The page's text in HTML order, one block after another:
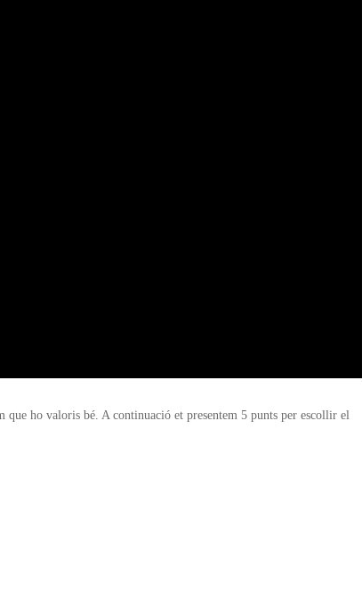
que ho valoris bé. A continuació et presentem 5 punts per escollir el